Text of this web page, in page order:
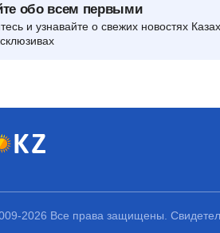
обо всем первыми
и узнавайте о свежих новостях
2026 Все права защищены.